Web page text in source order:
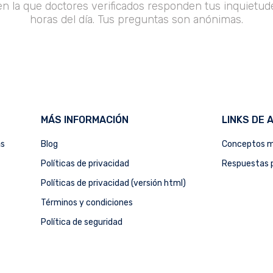
la que doctores verificados responden tus
horas del día. Tus preguntas son anónimas.
MÁS INFORMACIÓN
Blog
Políticas de privacidad
Políticas de privacidad (versión html)
Términos y condiciones
Política de seguridad
LINKS DE
Conceptos
Respuestas